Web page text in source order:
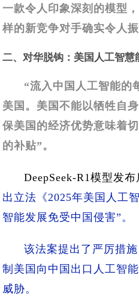
一款令人印象深刻的模型
样的新竞争对手确实令人振
二、对华脱钩：美国人工智慧
“流入中国人工智能的
美国。美国不能以牺牲自
保美国的经济优势意味着
的补贴”。
DeepSeek-R1模型发
出立法《2025年美国人工
智能发展免受中国侵害”。
该法案提出了严厉措
制美国向中国出口人工智
威胁。